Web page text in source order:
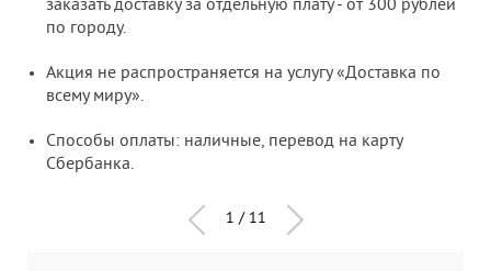
заказать доставку за отдельную плату - от 300 рублей
по городу.
Акция не распространяется на услугу «Доставка по
всему миру».
Способы оплаты: наличные, перевод на карту
Сбербанка.
1 / 11